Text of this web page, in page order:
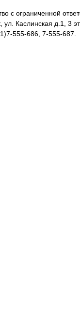
с ограниченной
ул. Каслинская д.1, 3
555-686, 7-555-687.